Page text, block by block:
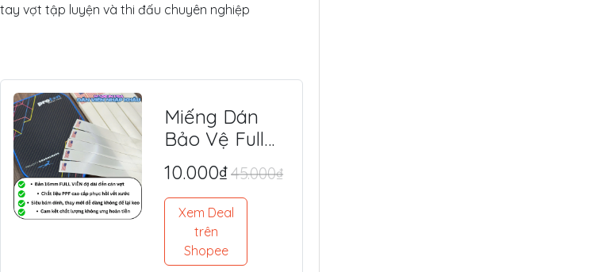
tay vợt tập luyện và thi đấu chuyên nghiệp
Miếng Dán
Bảo Vệ Full
Viền Vợt
Pickleball
(14mm/16mm
) - Nhựa PPF
Mỹ Siêu Dày
10.000₫45.000₫
Xem Deal
trên
Shopee